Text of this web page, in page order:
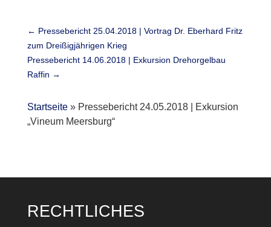
← Pressebericht 25.04.2018 | Vortrag Dr. Eberhard Fritz
zum Dreißigjährigen Krieg
Pressebericht 14.06.2018 | Exkursion Drehorgelbau
Raffin →
Startseite» Pressebericht 24.05.2018 | Exkursion
„Vineum Meersburg“
RECHTLICHES